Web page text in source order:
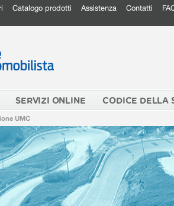
Catalogo prodotti Assistenza Contatti
SERVIZI ONLINE CODICE DELLA
UMC